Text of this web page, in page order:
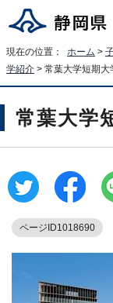
現在の位置： ホーム >
学紹介 > 常葉大学短期大
常葉大学
ページID1018690